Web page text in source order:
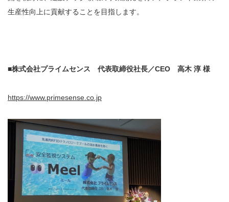
生産性向上に貢献することを目指します。
■株式会社プライムセンス 代表取締役社長／CEO 高木 淳 様
https://www.primesense.co.jp